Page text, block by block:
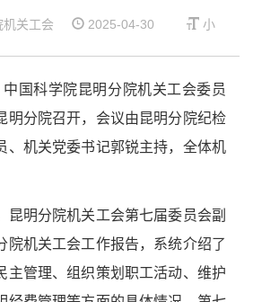
机关工会 2025-04-30
小
国科学院昆明分院机关工会委员
明分院召开，会议由昆明分院纪检
、机关党委书记郭锐主持，全体机
明分院机关工会第七届委员会副
院机关工会工作报告，系统介绍了
主管理、组织策划职工活动、维护